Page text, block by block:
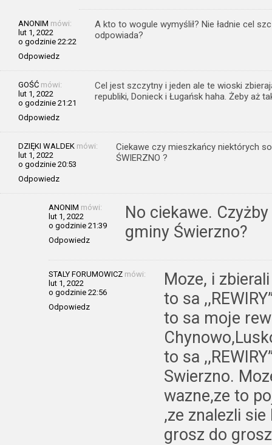
ANONIM mówi:
lut 1, 2022
o godzinie 22:22
Odpowiedz
A kto to wogule wymyślił? Nie ładnie cel
odpowiada?
GOŚĆ mówi:
lut 1, 2022
o godzinie 21:21
Odpowiedz
Cel jest szczytny i jeden ale te wioski
republiki, Donieck i Ługańsk haha. Żeby aż
DZIĘKI WALDEK mówi:
lut 1, 2022
o godzinie 20:53
Odpowiedz
Ciekawe czy mieszkańcy niektórych
ŚWIERZNO ?
ANONIM mówi:
lut 1, 2022
o godzinie 21:39
Odpowiedz
No ciekawe.
gminy Świerzno?
STALY FORUMOWICZ mówi:
lut 1, 2022
o godzinie 22:56
Odpowiedz
Moze, i
to sa
to sa moje
to sa
Swierzno.
wazne,ze to
,ze znalezli
grosz do